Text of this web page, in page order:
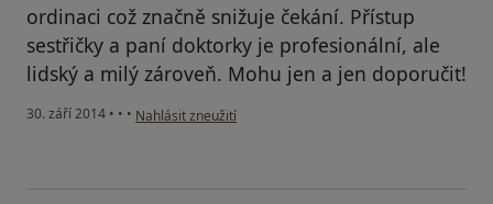
ordinaci což značně snižuje čekání. Přístup
sestřičky a paní doktorky je profesionální, ale
lidský a milý zároveň. Mohu jen a jen doporučit!
30. září 2014 • • • podle názoru uživatele Váš účet byl odstraněn
Nahlásit zneužití